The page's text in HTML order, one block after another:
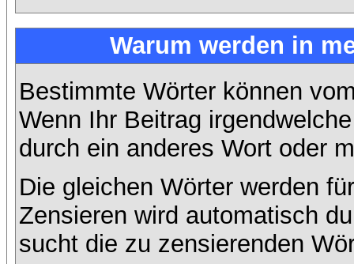
Warum werden in
Bestimmte Wörter können
Wenn Ihr Beitrag
durch ein anderes Wort oder
Die gleichen Wörter werden
Zensieren wird automatisch
sucht die zu zensierenden